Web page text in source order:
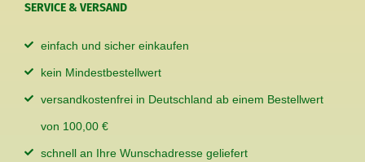
SERVICE & VERSAND
einfach und sicher einkaufen
kein Mindestbestellwert
versandkostenfrei in Deutschland ab einem Bestellwert
von 100,00 €
schnell an Ihre Wunschadresse geliefert